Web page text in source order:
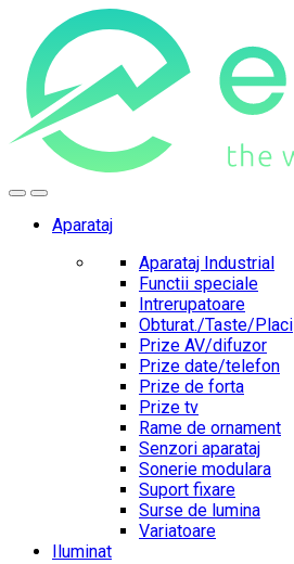
navigation
content
Aparataj
Aparataj Industrial
Functii speciale
Intrerupatoare
Obturat./Taste/Placi
Prize AV/difuzor
Prize date/telefon
Prize de forta
Prize tv
Rame de ornament
Senzori aparataj
Sonerie modulara
Suport fixare
Surse de lumina
Variatoare
Iluminat